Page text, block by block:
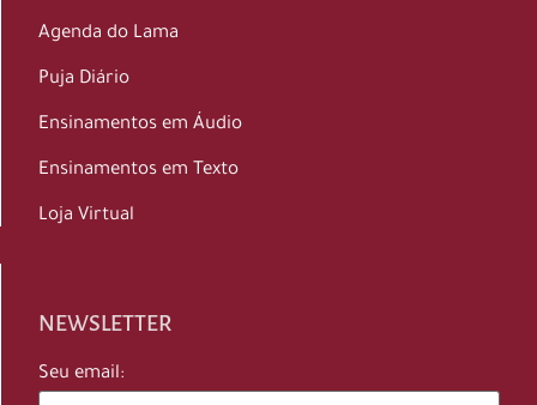
Agenda do Lama
Puja Diário
Ensinamentos em Áudio
Ensinamentos em Texto
Loja Virtual
NEWSLETTER
Seu email: